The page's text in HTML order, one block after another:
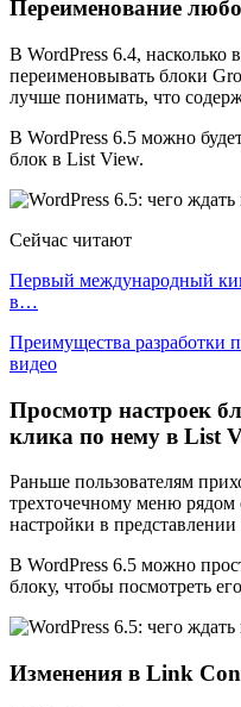
Переименование
В WordPress 6.4,
переименовывать блоки
лучше понимать, что
В WordPress 6.5 можно
блок в List View.
Сейчас читают
Первый международный
в…
Преимущества разработки
видео
Просмотр настроек
клика по нему в List
Раньше пользователям
трехточечному меню рядом
настройки в
В WordPress 6.5 можно
блоку, чтобы посмотреть
Изменения в Link